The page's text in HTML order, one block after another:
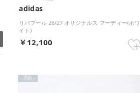
adidas
リバプール 26/27 オリジナルス フーディー(ホワ
イト)
￥12,100
予約